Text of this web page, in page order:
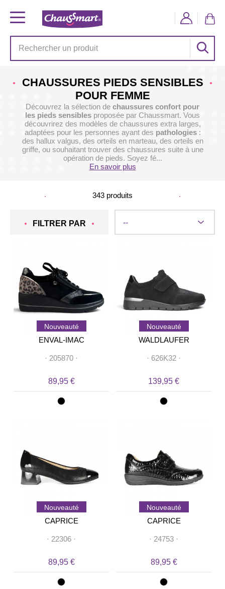
CHAUSSURES PIEDS SENSIBLES
POUR FEMME
Découvrez la sélection de chaussures confort pour
les pieds sensibles proposée par Chaussmart. Vous
découvrirez des modèles de chaussures extra larges,
adaptées pour les personnes ayant des pathologies:
des hallux valgus, des orteils en marteau, des orteils en
griffe, ou souhaitant trouver des chaussures suite à une
opération de pieds. Soyez fé...
En savoir plus
343 produits
FILTRER PAR
Nouveauté
ENVAL-IMAC
· 205870 ·
89,95 €
Nouveauté
WALDLAUFER
· 626K32 ·
139,95 €
Nouveauté
CAPRICE
· 22306 ·
89,95 €
Nouveauté
CAPRICE
· 24753 ·
89,95 €